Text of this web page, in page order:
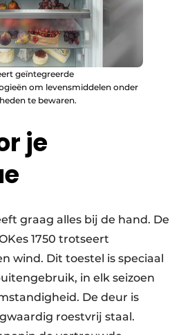
geïntegreerde
om levensmiddelen onder
te bewaren.
je
graag alles bij de hand. De
1750 trotseert
wind. Dit toestel is speciaal
in elk seizoen
De deur is
roestvrij staal.